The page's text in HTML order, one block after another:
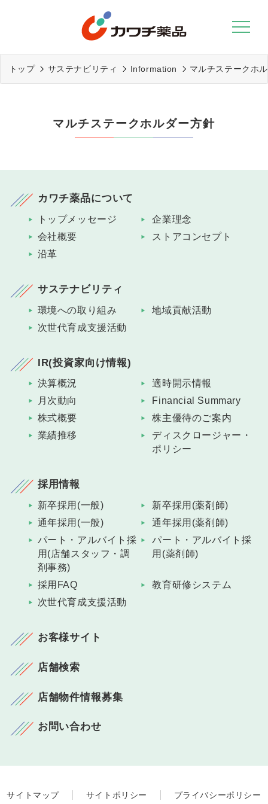
トップ サステナビリティ Information マルチステークホ
マルチステークホルダー方針
カワチ薬品について
トップメッセージ
企業理念
会社概要
ストアコンセプト
沿革
サステナビリティ
環境への取り組み
地域貢献活動
次世代育成支援活動
IR(投資家向け情報)
決算概況
適時開示情報
月次動向
Financial Summary
株式概要
株主優待のご案内
業績推移
ディスクロージャー・
ポリシー
採用情報
新卒採用(一般)
新卒採用(薬剤師)
通年採用(一般)
通年採用(薬剤師)
パート・アルバイト採
用(店舗スタッフ・調
剤事務)
パート・アルバイト採
用(薬剤師)
採用FAQ
教育研修システム
次世代育成支援活動
お客様サイト
店舗検索
店舗物件情報募集
お問い合わせ
サイトマップ サイトポリシー プライバシーポリシー